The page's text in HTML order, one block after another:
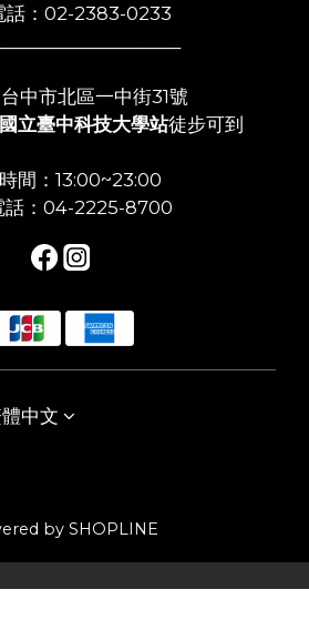
話：02-2383-0233
中市北區一中街31號
立臺中科技大學站徒步可到
間：13:00~23:00
話：04-2225-8700
中文
by SHOPLINE